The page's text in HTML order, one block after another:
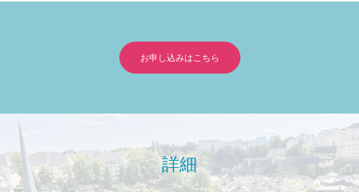
お申し込みはこちら
詳細